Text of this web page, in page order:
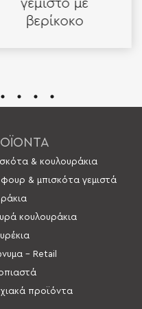
με
βερίκοκο
& κουλουράκια
φουρ & μπισκότα γεμιστά
κουλουράκια
– Retail
προϊόντα